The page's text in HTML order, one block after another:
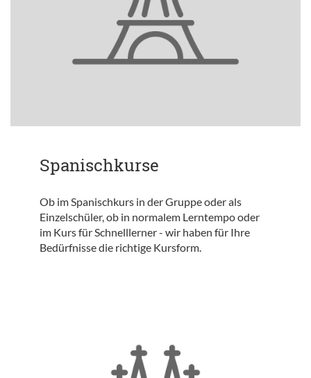
Spanischkurse
Ob im Spanischkurs in der Gruppe oder als
Einzelschüler, ob in normalem Lerntempo oder
im Kurs für Schnelllerner - wir haben für Ihre
Bedürfnisse die richtige Kursform.